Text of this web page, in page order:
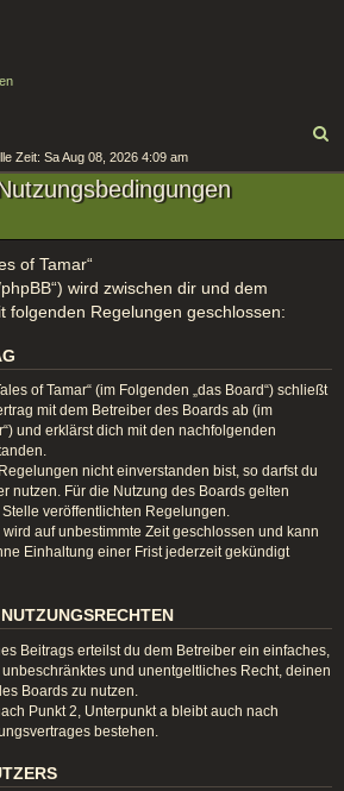
Zeit: Sa Aug 08, 2026 4:09 am
of Tamar“
wird zwischen dir und dem
folgenden Regelungen geschlossen:
of Tamar“ (im Folgenden „das Board“) schließt
mit dem Betreiber des Boards ab (im
und erklärst dich mit den nachfolgenden
nicht einverstanden bist, so darfst du
nutzen. Für die Nutzung des Boards gelten
veröffentlichten Regelungen.
auf unbestimmte Zeit geschlossen und kann
Einhaltung einer Frist jederzeit gekündigt
Beitrags erteilst du dem Betreiber ein einfaches,
und unentgeltliches Recht, deinen
Boards zu nutzen.
Punkt 2, Unterpunkt a bleibt auch nach
bestehen.